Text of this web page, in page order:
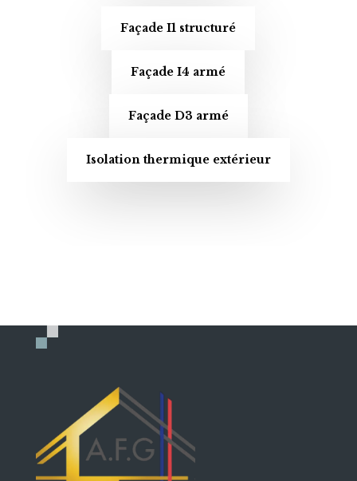
Façade I1 structuré
Façade I4 armé
Façade D3 armé
Isolation thermique extérieur